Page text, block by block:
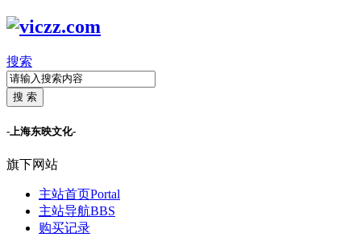
搜索
搜 索
-上海东映文化-
旗下网站
主站首页Portal
主站导航BBS
购买记录